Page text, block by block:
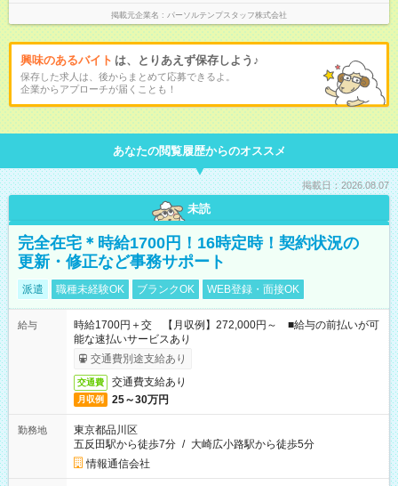
掲載元企業名 パーソルテンプスタッフ株式会社
興味のあるバイト は、とりあえず保存しよう♪
保存した求人は、後からまとめて応募できるよ。
企業からアプローチが届くことも！
あなたの閲覧履歴からのオススメ
掲載日：2026.08.07
未読
完全在宅＊時給1700円！16時定時！契約状況の
更新・修正など事務サポート
派遣 職種未経験OK ブランクOK WEB登録・面接OK
給与
時給1700円＋交 【月収例】272,000円～ ■給与の前払いが可
能な速払いサービスあり
交通費別途支給あり
交通費 交通費支給あり
月収例 25～30万円
勤務地
東京都品川区
五反田駅から徒歩7分 / 大崎広小路駅から徒歩5分
情報通信会社